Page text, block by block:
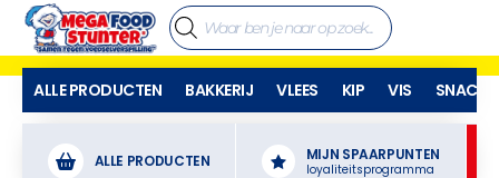
ALLE PRODUCTEN BAKKERIJ VLEES KIP VIS SNACKS
ALLE PRODUCTEN MIJN SPAARPUNTEN
loyaliteitsprogramma